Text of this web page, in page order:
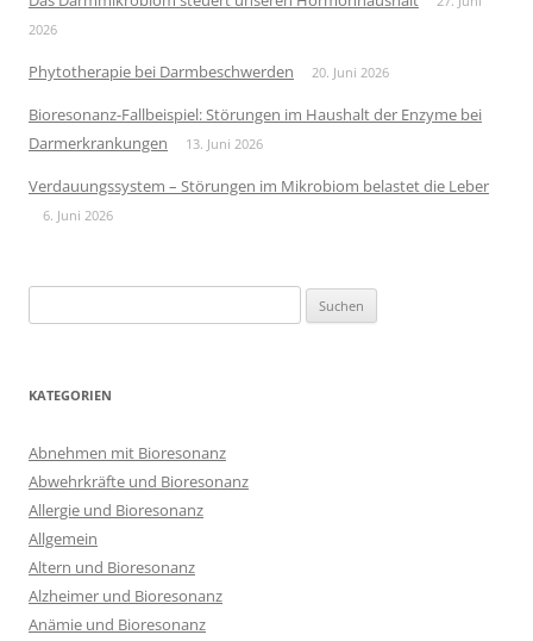
2026
Phytotherapie bei Darmbeschwerden 20. Juni 2026
Bioresonanz-Fallbeispiel: Störungen im Haushalt der Enzyme bei
Darmerkrankungen
13. Juni 2026
Verdauungssystem – Störungen im Mikrobiom belastet die Leber
6. Juni 2026
nach:
KATEGORIEN
Abnehmen mit Bioresonanz
Abwehrkräfte und Bioresonanz
Allergie und Bioresonanz
Allgemein
Altern und Bioresonanz
Alzheimer und Bioresonanz
Anämie und Bioresonanz